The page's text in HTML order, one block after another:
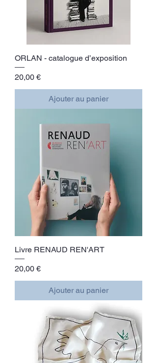
ORLAN - catalogue d’exposition
Prix
20,00 €
Ajouter au panier
Livre RENAUD REN'ART
Prix
20,00 €
Ajouter au panier